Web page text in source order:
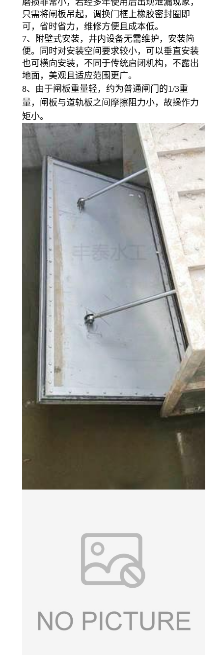
磨损非常小，若经多年使用后出现泄漏现象，
只需将闸板吊起，调换门框上橡胶密封圈即
可，省时省力，维修方便且成本低。
7、附壁式安装，井内设备无需维护，安装简
便。同时对安装空间要求较小，可以垂直安装
也可横向安装，不同于传统启闭机构，不露出
地面，美观且适应范围更广。
8、由于闸板重量轻，约为普通闸门的1/3重
量，闸板与道轨板之间摩擦阻力小，故操作力
矩小。